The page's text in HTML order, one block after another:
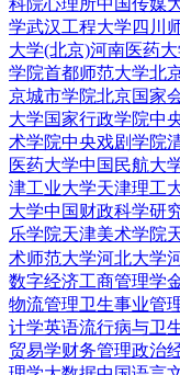
学武汉工程大学 四川
大学(北京)河南医药大
学院首都师范大学北
京城市学院北京国家
大学国家行政学院中
术学院中央戏剧学院
医药大学中国民航大
津工业大学天津理工
大学中国财政科学研
乐学院天津美术学院
术师范大学河北大学
数字经济工商管理学
物流管理卫生事业管
计学英语流行病与卫
贸易学财务管理政治